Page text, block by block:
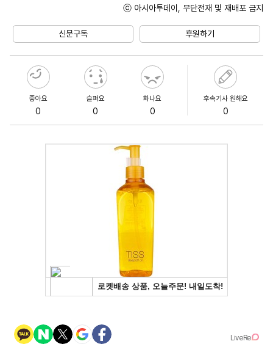
ⓒ 아시아투데이, 무단전재 및 재배포 금지
신문구독 후원하기
좋아요
0
슬퍼요
0
화나요
0
후속기사 원해요
0